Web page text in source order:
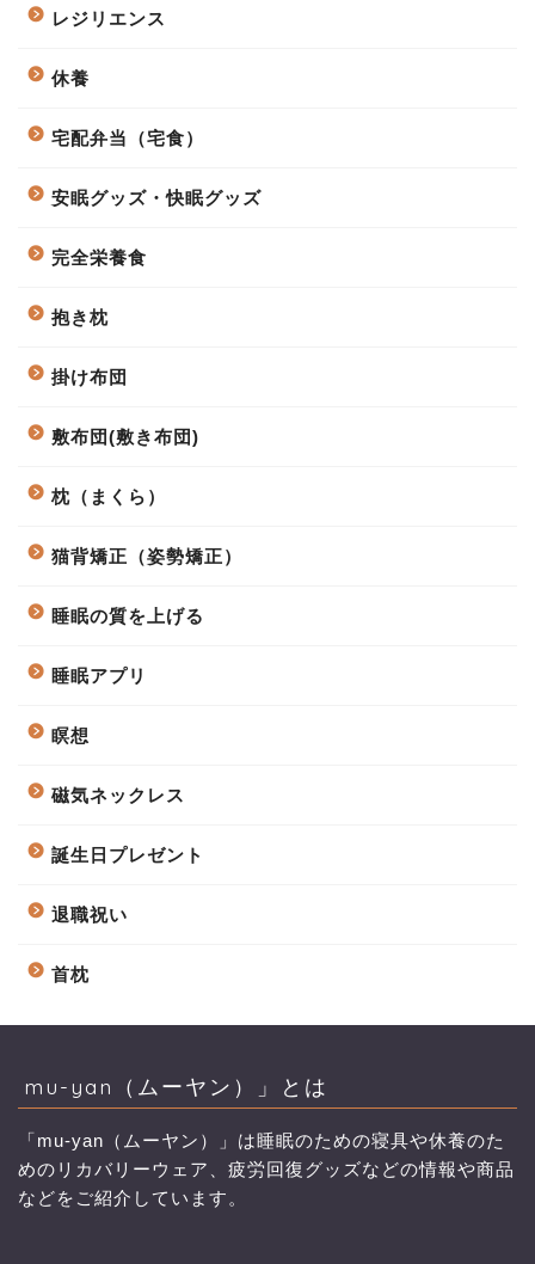
レジリエンス
休養
宅配弁当（宅食）
安眠グッズ・快眠グッズ
完全栄養食
抱き枕
掛け布団
敷布団(敷き布団)
枕（まくら）
猫背矯正（姿勢矯正）
睡眠の質を上げる
睡眠アプリ
瞑想
磁気ネックレス
誕生日プレゼント
退職祝い
首枕
mu-yan（ムーヤン）」とは
「mu-yan（ムーヤン）」は睡眠のための寝具や休養のた
めのリカバリーウェア、疲労回復グッズなどの情報や商品
などをご紹介しています。